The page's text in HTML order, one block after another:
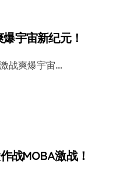
宇宙新纪元！
激战爽爆宇宙…
战MOBA激战！